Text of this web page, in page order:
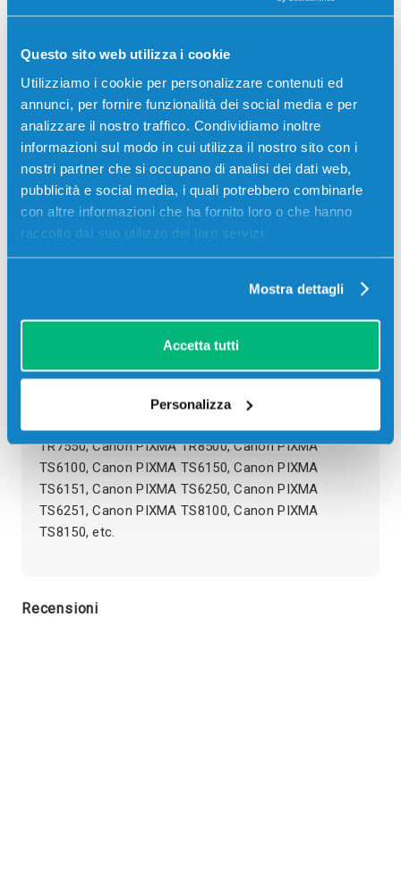
Questo sito web utilizza i cookie
Utilizziamo i cookie per personalizzare contenuti ed
annunci, per fornire funzionalità dei social media e per
analizzare il nostro traffico. Condividiamo inoltre
informazioni sul modo in cui utilizza il nostro sito con i
nostri partner che si occupano di analisi dei dati web,
pubblicità e social media, i quali potrebbero combinarle
con altre informazioni che ha fornito loro o che hanno
raccolto dal suo utilizzo dei loro servizi.
Mostra dettagli
Accetta tutti
Personalizza
Codice:CLI-581YXXL.C
Cartuccia compatibile Canon CLI-581YXXL 1997C001
GIALLO 830 pagine per Stampanti: Canon PIXMA
TR7500, Canon PIXMA TR7550, Canon PIXMA TR8500,
3,00€
CONSEGNA IN 24/48 ORE
Descrizione
Cartuccia compatibile Canon CLI-581PBXXL
1999C001 BLU FOTOGRAFICO 9140 pagine per
TR7550, Canon PIXMA TR8500, Canon PIXMA
TS6100, Canon PIXMA TS6150, Canon PIXMA
TS6151, Canon PIXMA TS6250, Canon PIXMA
TS6251, Canon PIXMA TS8100, Canon PIXMA
TS8150, etc.
Recensioni